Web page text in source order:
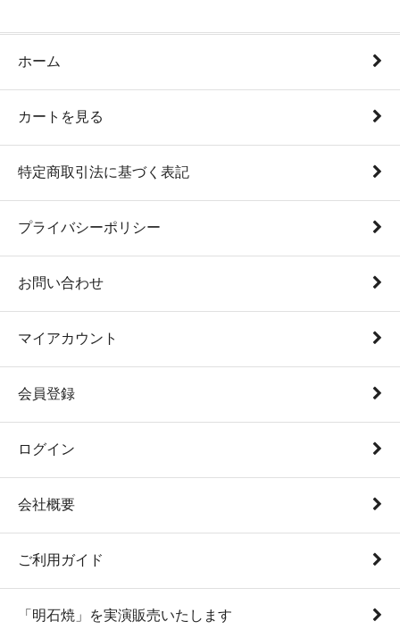
ホーム
カートを見る
特定商取引法に基づく表記
プライバシーポリシー
お問い合わせ
マイアカウント
会員登録
ログイン
会社概要
ご利用ガイド
「明石焼」を実演販売いたします